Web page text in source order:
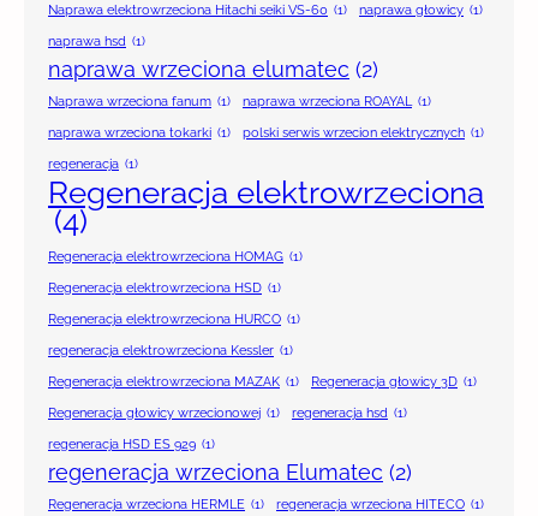
Naprawa elektrowrzeciona Hitachi seiki VS-60 (1) naprawa głowicy (1)
naprawa hsd (1)
naprawa wrzeciona elumatec (2)
Naprawa wrzeciona fanum (1) naprawa wrzeciona ROAYAL (1)
naprawa wrzeciona tokarki (1) polski serwis wrzecion elektrycznych (1)
regeneracja (1)
Regeneracja elektrowrzeciona
(4)
Regeneracja elektrowrzeciona HOMAG (1)
Regeneracja elektrowrzeciona HSD (1)
Regeneracja elektrowrzeciona HURCO (1)
regeneracja elektrowrzeciona Kessler (1)
Regeneracja elektrowrzeciona MAZAK (1) Regeneracja głowicy 3D (1)
Regeneracja głowicy wrzecionowej (1) regeneracja hsd (1)
regeneracja HSD ES 929 (1)
regeneracja wrzeciona Elumatec (2)
Regeneracja wrzeciona HERMLE (1) regeneracja wrzeciona HITECO (1)